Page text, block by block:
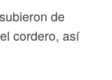
de
cordero, así